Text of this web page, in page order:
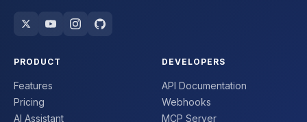
PRODUCT
Features
Pricing
AI Assistant
DEVELOPERS
API Documentation
Webhooks
MCP Server